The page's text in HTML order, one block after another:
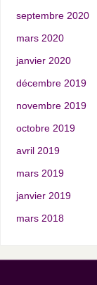
septembre 2020
mars 2020
janvier 2020
décembre 2019
novembre 2019
octobre 2019
avril 2019
mars 2019
janvier 2019
mars 2018